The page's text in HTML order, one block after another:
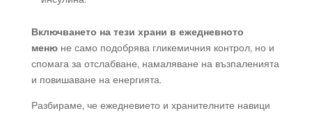
Включването на тези храни в ежедневното
менюне само подобрява гликемичния контрол, но и
спомага за отслабване, намаляване на възпаленията
и повишаване на енергията.
Разбираме, че ежедневието и хранителните навици